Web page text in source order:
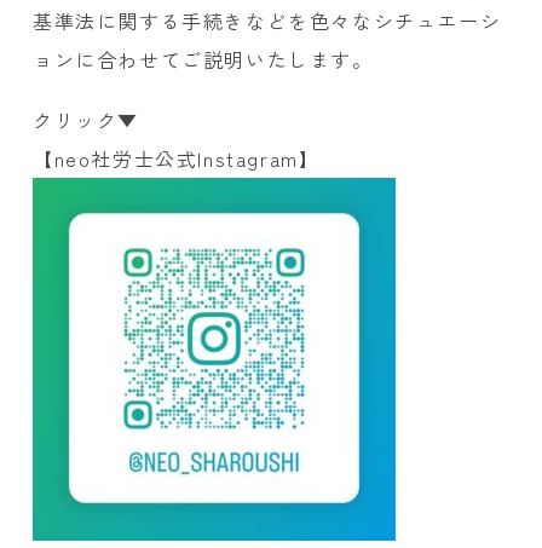
基準法に関する手続きなどを色々なシチュエーシ
ョンに合わせてご説明いたします。
クリック▼
【neo社労士公式Instagram】